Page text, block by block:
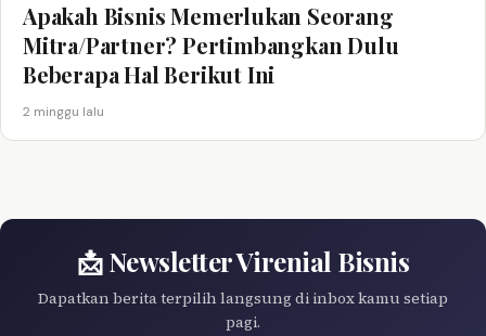
Apakah Bisnis Memerlukan Seorang
Mitra/Partner? Pertimbangkan Dulu
Beberapa Hal Berikut Ini
2 minggu lalu
📩 Newsletter Virenial Bisnis
Dapatkan berita terpilih langsung di inbox kamu setiap
pagi.